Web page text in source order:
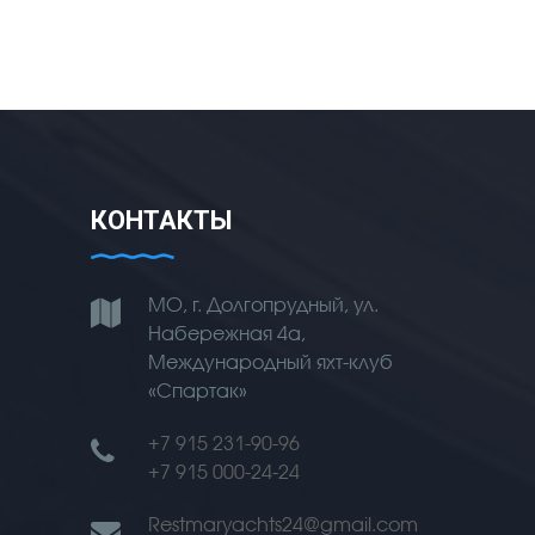
КОНТАКТЫ
МО, г. Долгопрудный, ул.
Набережная 4а,
Международный яхт-клуб
«Спартак»
+7 915 231-90-96
+7 915 000-24-24
Restmaryachts24@gmail.com